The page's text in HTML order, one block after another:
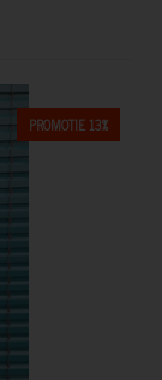
PROMOTIE 13%